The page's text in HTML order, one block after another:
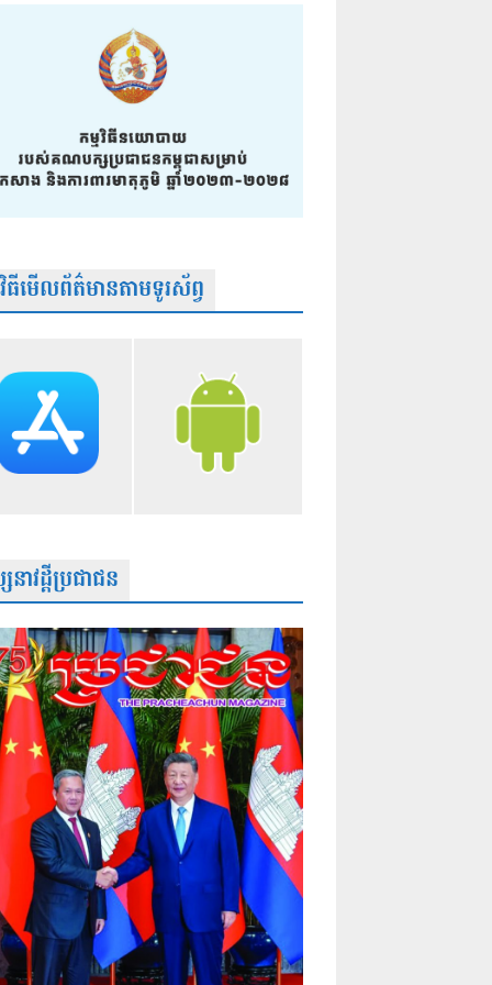
ធីមើលព័ត៌មានតាមទូរស័ព្វ
ាវដ្តីប្រជាជន